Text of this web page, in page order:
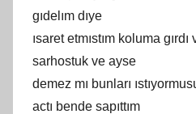
gıdelım dıye
ısaret etmıstım koluma
sarhostuk ve ayse
demez mı bunları
actı bende sapıttım